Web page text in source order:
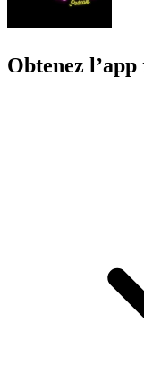
Obtenez